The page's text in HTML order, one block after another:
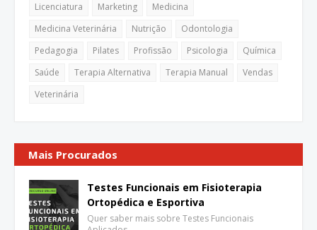
Licenciatura
Marketing
Medicina
Medicina Veterinária
Nutrição
Odontologia
Pedagogia
Pilates Profissão Psicologia
Química
Saúde
Terapia Alternativa Terapia Manual
Vendas
Veterinária
Mais Procurados
Testes Funcionais em Fisioterapia
Ortopédica e Esportiva
Quer saber mais sobre Testes Funcionais